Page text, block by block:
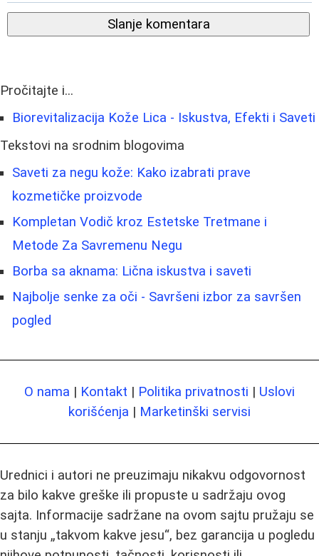
Slanje komentara
Pročitajte i...
Biorevitalizacija Kože Lica - Iskustva, Efekti i Saveti
Tekstovi na srodnim blogovima
Saveti za negu kože: Kako izabrati prave
kozmetičke proizvode
Kompletan Vodič kroz Estetske Tretmane i
Metode Za Savremenu Negu
Borba sa aknama: Lična iskustva i saveti
Najbolje senke za oči - Savršeni izbor za savršen
pogled
O nama | Kontakt | Politika privatnosti | Uslovi
korišćenja | Marketinški servisi
Urednici i autori ne preuzimaju nikakvu odgovornost
za bilo kakve greške ili propuste u sadržaju ovog
sajta. Informacije sadržane na ovom sajtu pružaju se
u stanju „takvom kakve jesu“, bez garancija u pogledu